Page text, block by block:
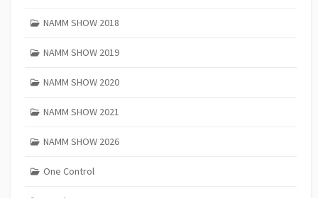
NAMM SHOW 2018
NAMM SHOW 2019
NAMM SHOW 2020
NAMM SHOW 2021
NAMM SHOW 2026
One Control